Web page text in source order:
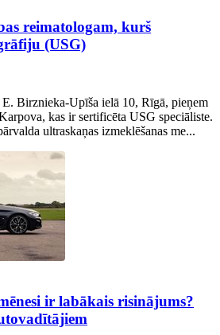
reimatologam, kurš
(USG)
Birznieka-Upīša ielā 10, Rīgā, pieņem
kas ir sertificēta USG speciāliste.
ultraskaņas izmeklēšanas me...
ir labākais risinājums?